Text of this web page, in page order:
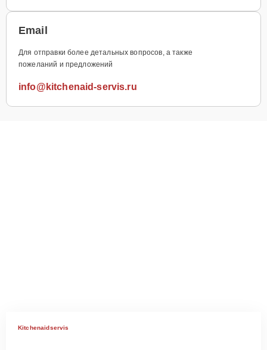
Email
Для отправки более детальных вопросов, а также
пожеланий и предложений
info@kitchenaid-servis.ru
Kitchenaidservis